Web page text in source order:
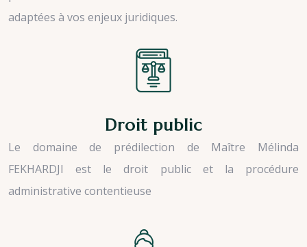
adaptées à vos enjeux juridiques.
Droit public
Le domaine de prédilection de Maître Mélinda
FEKHARDJI est le droit public et la procédure
administrative contentieuse